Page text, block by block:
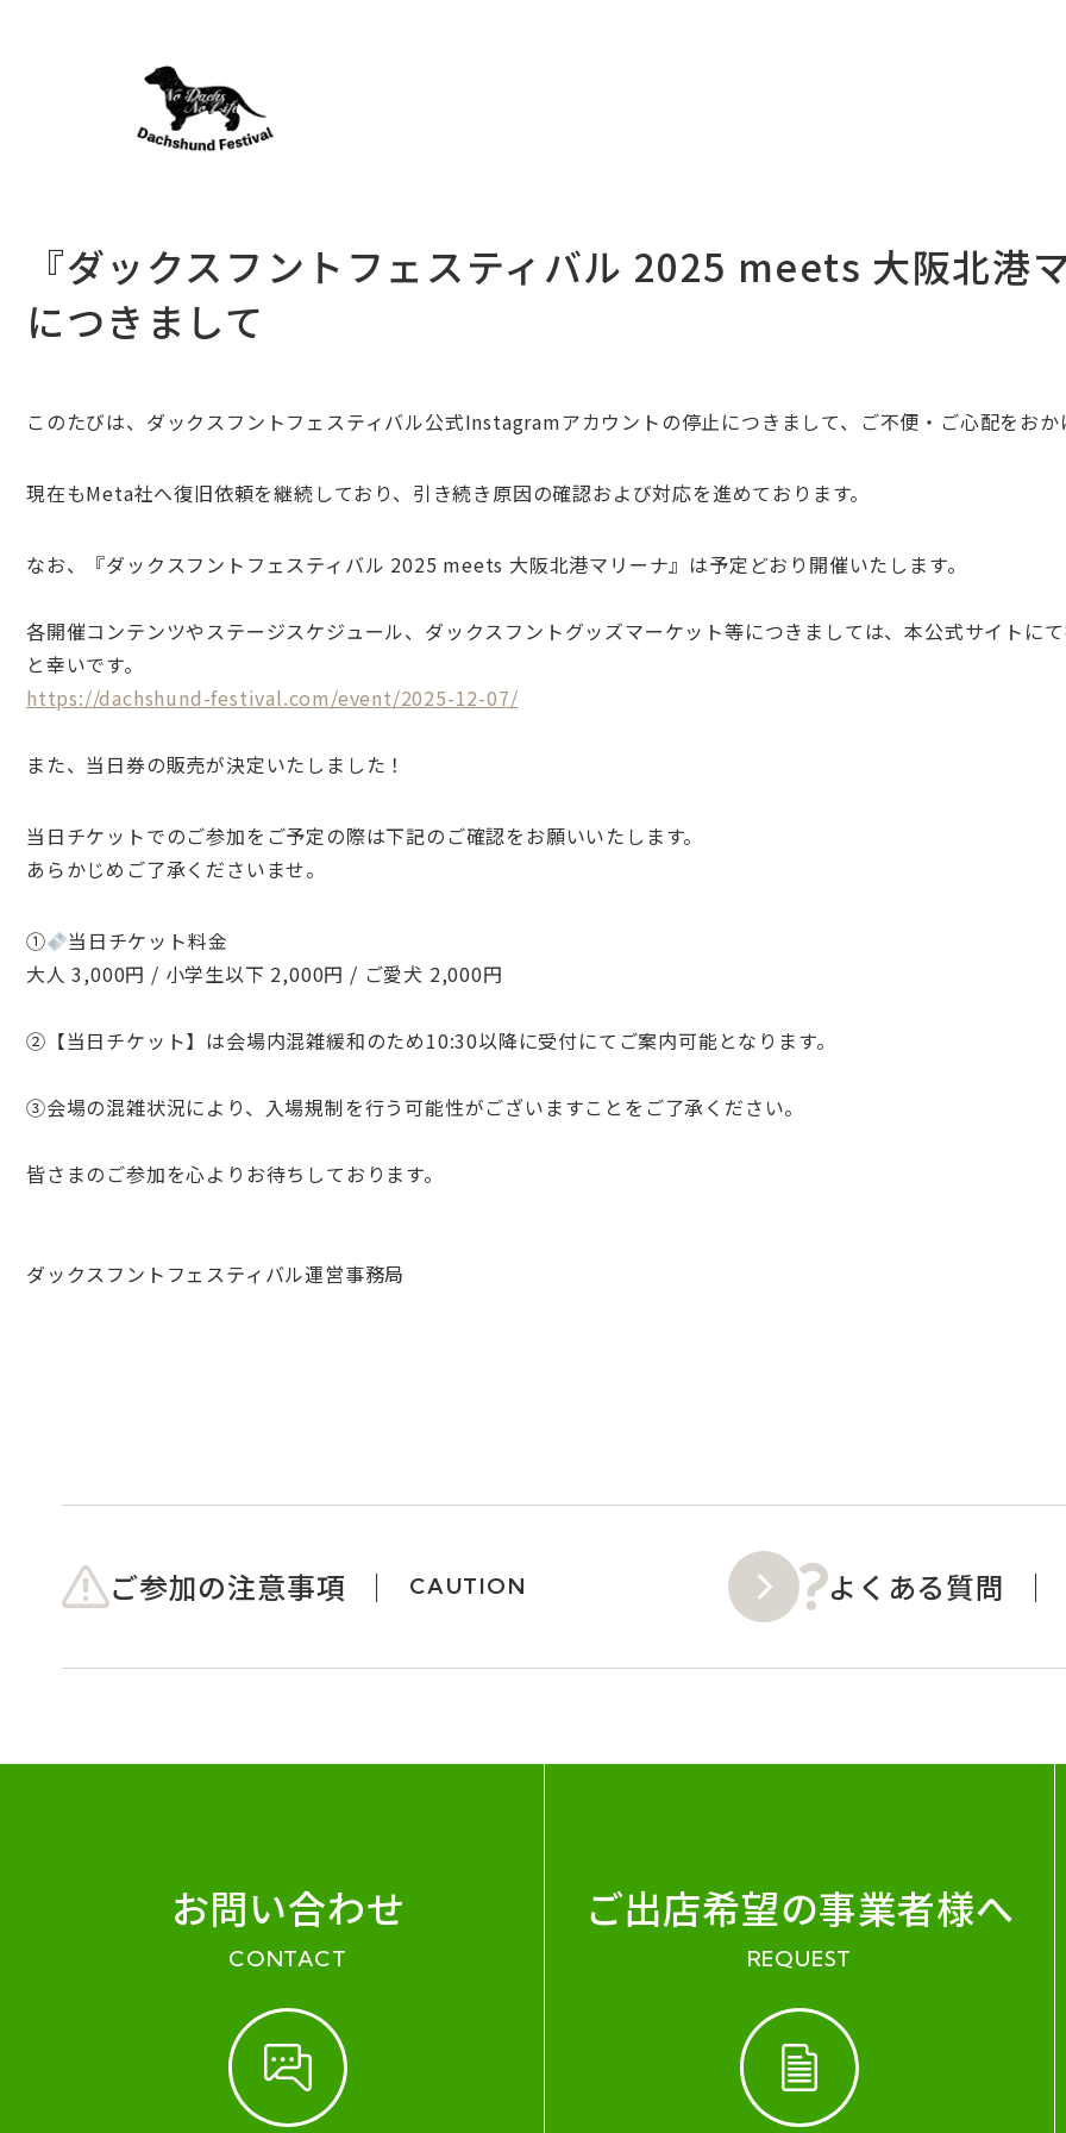
『ダックスフントフェスティバル 2025 meets 大阪北港
につきまして
このたびは、ダックスフントフェスティバル公式Instagramアカウントの停止につきまして、ご不便・ご心配をお
現在もMeta社へ復旧依頼を継続しており、引き続き原因の確認および対応を進めております。
なお、『ダックスフントフェスティバル 2025 meets 大阪北港マリーナ』は予定どおり開催いたします。
各開催コンテンツやステージスケジュール、ダックスフントグッズマーケット等につきましては、本公式サイトに
と幸いです。
https://dachshund-festival.com/event/2025-12-07/
また、当日券の販売が決定いたしました！
当日チケットでのご参加をご予定の際は下記のご確認をお願いいたします。
あらかじめご了承くださいませ。
①
当日チケット料金
大人 3,000円 / 小学生以下 2,000円 / ご愛犬 2,000円
②【当日チケット】は会場内混雑緩和のため10:30以降に受付にてご案内可能となります。
③会場の混雑状況により、入場規制を行う可能性がございますことをご了承ください。
皆さまのご参加を心よりお待ちしております。
ダックスフントフェスティバル運営事務局
ご参加の注意事項 CAUTION よくある質問
お問い合わせ
CONTACT
ご出店希望の事業者様へ
REQUEST